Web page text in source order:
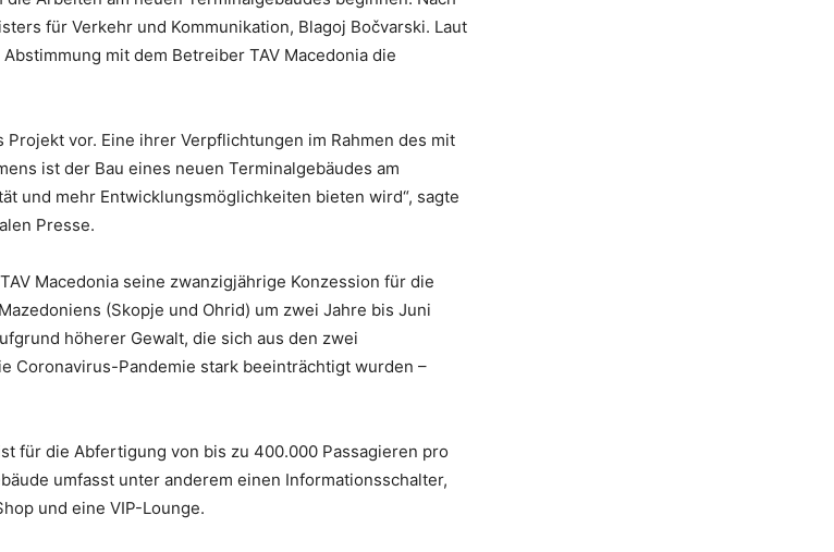
für Verkehr und Kommunikation, Blagoj Bočvarski. Laut
mit dem Betreiber TAV Macedonia die
Projekt vor. Eine ihrer Verpflichtungen im Rahmen des mit
ist der Bau eines neuen Terminalgebäudes am
und mehr Entwicklungsmöglichkeiten bieten wird“, sagte
Presse.
Macedonia seine zwanzigjährige Konzession für die
(Skopje und Ohrid) um zwei Jahre bis Juni
höherer Gewalt, die sich aus den zwei
Coronavirus-Pandemie stark beeinträchtigt wurden –
für die Abfertigung von bis zu 400.000 Passagieren pro
umfasst unter anderem einen Informationsschalter,
und eine VIP-Lounge.